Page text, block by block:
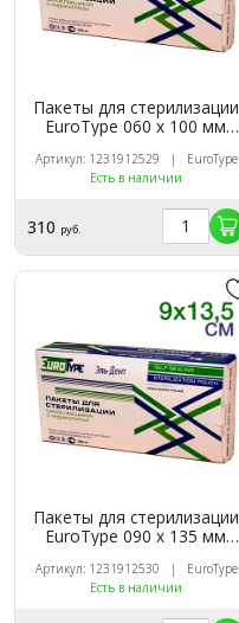
Пакеты для стерилизации
EuroТуре 060 х 100 мм
Артикул: 1231912529 | EuroType
Есть в наличии
310 руб.
Пакеты для стерилизации
EuroТуре 090 х 135 мм
Артикул: 1231912530 | EuroType
Есть в наличии